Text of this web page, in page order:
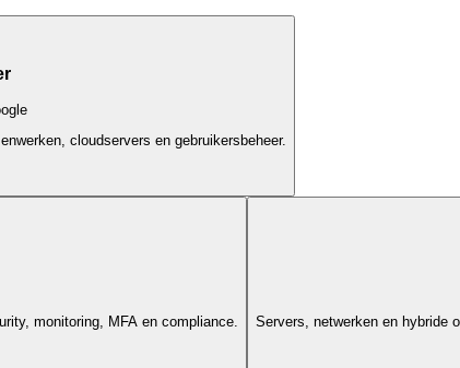
cloudservers en gebruikersbeheer.
monitoring, MFA en compliance.
Servers, netwerken en hybride